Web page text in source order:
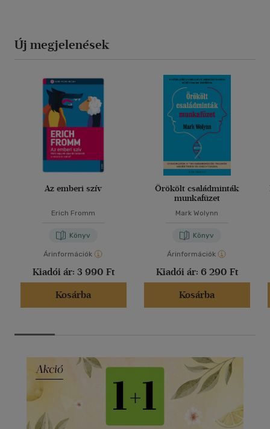
Új megjelenések
Az emberi szív
Erich Fromm
Könyv
Árinformációk
Kiadói ár: 3 990 Ft
Kosárba
Örökölt családminták
munkafüzet
Mark Wolynn
Könyv
Árinformációk
Kiadói ár: 6 290 Ft
Kosárba